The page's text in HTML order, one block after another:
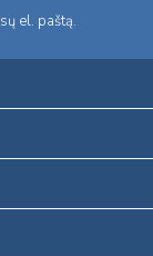
el. paštą.